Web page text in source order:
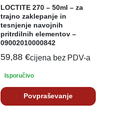
LOCTITE 270 – 50ml – za
trajno zaklepanje in
tesnjenje navojnih
pritrdilnih elementov –
09002010000842
59,88 €cijena bez PDV-a
Isporučivo
Povpraševanje